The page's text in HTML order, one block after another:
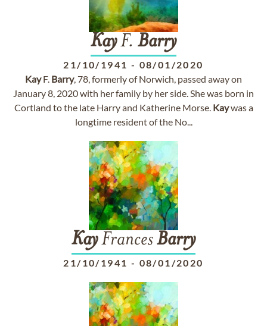
KayF. Barry
21/10/1941 - 08/01/2020
KayF. Barry, 78, formerly of Norwich, passed away on
January 8, 2020 with her family by her side. She was born in
Cortland to the late Harry and Katherine Morse. Kaywas a
longtime resident of the No...
KayFrancesBarry
21/10/1941 - 08/01/2020